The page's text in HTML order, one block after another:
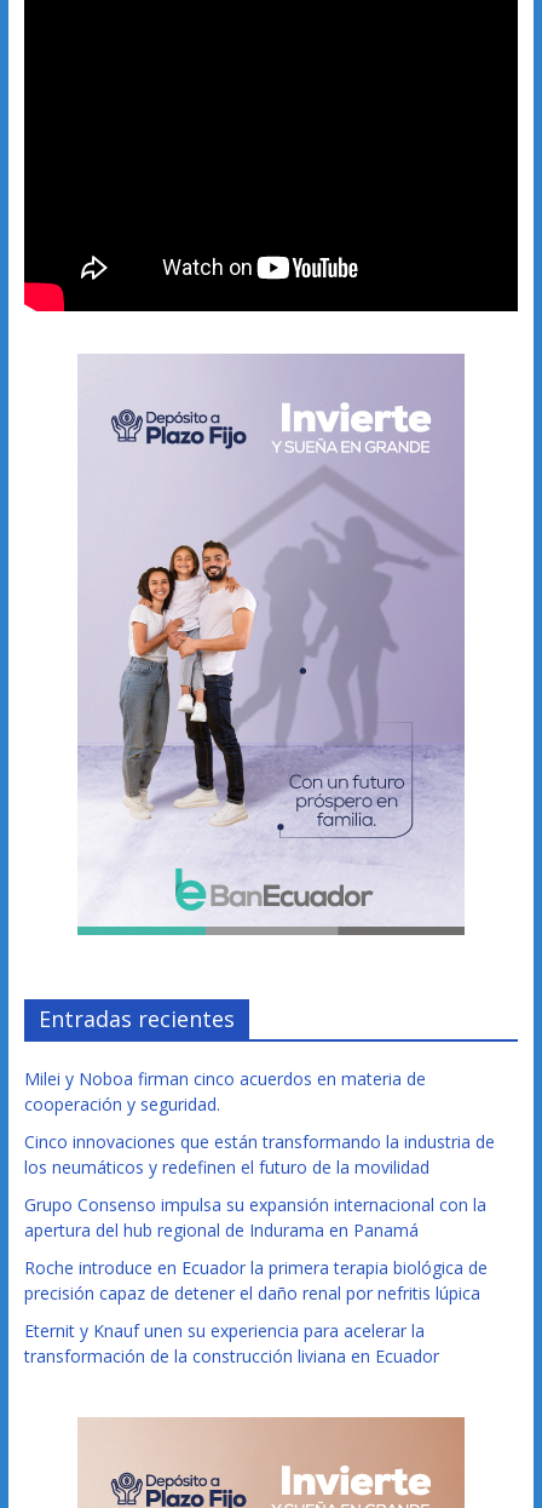
Entradas recientes
Milei y Noboa firman cinco acuerdos en materia de
cooperación y seguridad.
Cinco innovaciones que están transformando la industria de
los neumáticos y redefinen el futuro de la movilidad
Grupo Consenso impulsa su expansión internacional con la
apertura del hub regional de Indurama en Panamá
Roche introduce en Ecuador la primera terapia biológica de
precisión capaz de detener el daño renal por nefritis lúpica
Eternit y Knauf unen su experiencia para acelerar la
transformación de la construcción liviana en Ecuador